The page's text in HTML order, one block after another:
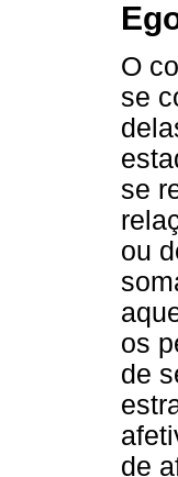
O
se
se
ou
os
de
de